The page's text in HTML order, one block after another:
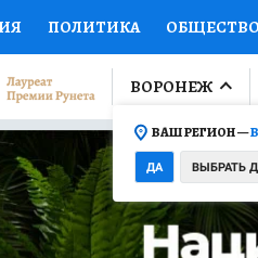
ПОЛИТИКА ОБЩЕСТВО
КОЛУМНИСТЫ
ФИНАНСЫ ОТКРЫВАЕМ
СПОРТ ПРОМОКОДЫ
ТЕЛЕВИЗОР
ВОРОНЕЖ
ВАШ РЕГИОН —
ДА ВЫБРАТЬ